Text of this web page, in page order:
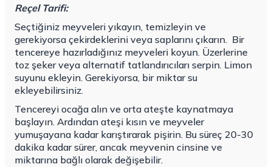
Reçel Tarifi:
Seçtiğiniz meyveleri yıkayın, temizleyin ve
gerekiyorsa çekirdeklerini veya saplarını çıkarın. Bir
tencereye hazırladığınız meyveleri koyun. Üzerlerine
toz şeker veya alternatif tatlandırıcıları serpin. Limon
suyunu ekleyin. Gerekiyorsa, bir miktar su
ekleyebilirsiniz.
Tencereyi ocağa alın ve orta ateşte kaynatmaya
başlayın. Ardından ateşi kısın ve meyveler
yumuşayana kadar karıştırarak pişirin. Bu süreç 20-30
dakika kadar sürer, ancak meyvenin cinsine ve
miktarına bağlı olarak değişebilir.